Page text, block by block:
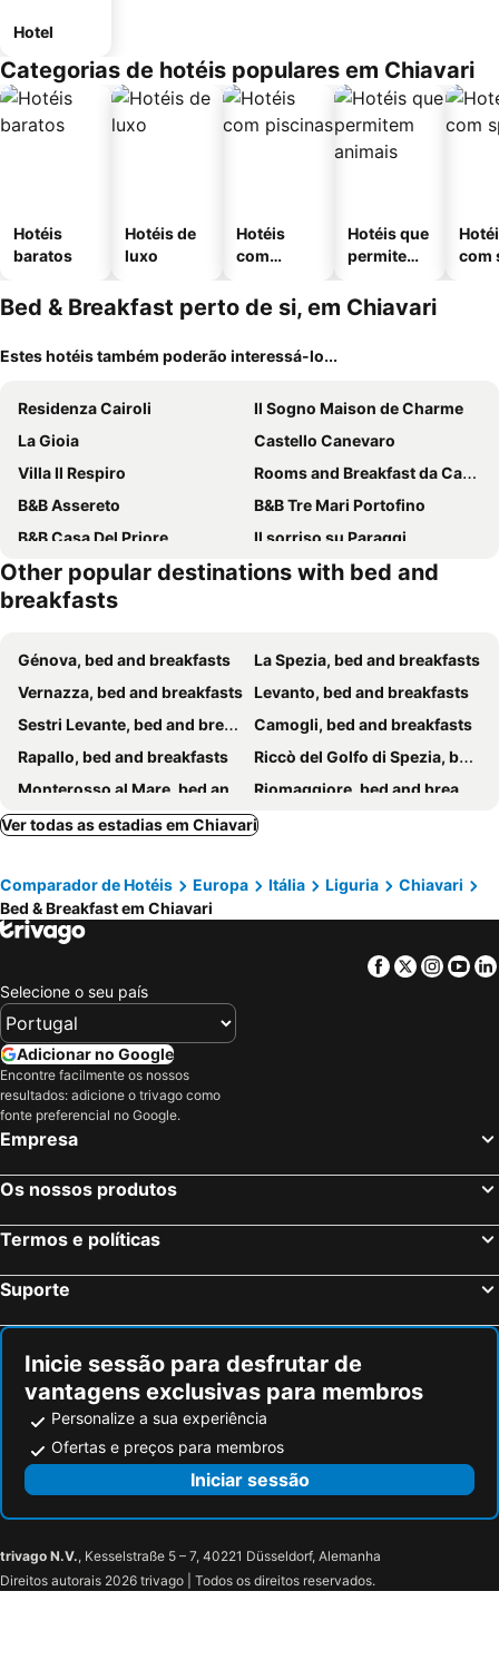
Hotel
Categorias de hotéis populares em Chiavari
Hotéis
baratos
Hotéis de
luxo
Hotéis
com
Hotéis que
permitem
com
Bed & Breakfast perto de si, em Chiavari
Estes hotéis também poderão interessá-lo...
Residenza Cairoli
Il Sogno Maison de Charme
La Gioia
Castello Canevaro
Villa Il Respiro
Rooms and Breakfast da Carla
B&B Assereto
B&B Tre Mari Portofino
B&B Casa Del Priore
Il sorriso su Paraggi
@gatetothewild
BBQ Lodge
B&B I Glicini
Other popular destinations with bed and
breakfasts
Génova, bed and breakfasts
La Spezia, bed and breakfasts
Vernazza, bed and breakfasts Levanto, bed and breakfasts
Sestri Levante, bed and breakfasts
Camogli, bed and breakfasts
Rapallo, bed and breakfasts
Riccò del Golfo di Spezia, bed and breakfasts
Monterosso al Mare, bed and breakfasts
Riomaggiore, bed and breakfasts
Manarola, bed and breakfasts Bonassola, bed and breakfasts
Moneglia, bed and breakfasts
Recco, bed and breakfasts
Corniglia, bed and breakfasts Zoagli, bed and breakfasts
Sori, bed and breakfasts
Avegno, bed and breakfasts
Borghetto di Vara, bed and breakfasts
Santa Margherita Ligure, bed and breakfasts
Brugnato, bed and breakfasts
Coreglia Ligure, bed and breakfasts
Maissana, bed and breakfasts
Uscio, bed and breakfasts
Carasco, bed and breakfasts
Casarza Ligure, bed and breakfasts
Mele, bed and breakfasts
Pignone, bed and breakfasts
Gorreto, bed and breakfasts
Mulazzo, bed and breakfasts
Ver todas as estadias em Chiavari
Comparador de Hotéis Europa Itália Liguria
Chiavari
Bed & Breakfast em Chiavari
Facebook
Twitter
Selecione o seu país
Adicionar no Google
Encontre facilmente os nossos
resultados: adicione o trivago como
fonte preferencial no Google.
Empresa
Os nossos produtos
Termos e políticas
Suporte
Inicie sessão para desfrutar de
vantagens exclusivas para membros
Personalize a sua experiência
Ofertas e preços para membros
Iniciar sessão
trivago N.V., Kesselstraße 5 – 7, 40221 Düsseldorf, Alemanha
Direitos autorais 2026 trivago | Todos os direitos reservados.